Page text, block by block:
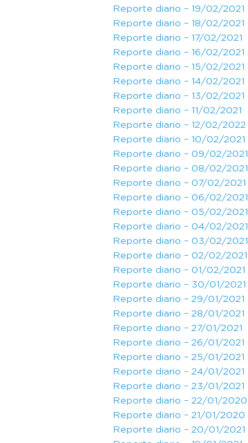
Reporte diario – 19/02/2021
Reporte diario – 18/02/2021
Reporte diario – 17/02/2021
Reporte diario – 16/02/2021
Reporte diario – 15/02/2021
Reporte diario – 14/02/2021
Reporte diario – 13/02/2021
Reporte diario – 11/02/2021
Reporte diario – 12/02/2022
Reporte diario – 10/02/2021
Reporte diario – 09/02/2021
Reporte diario – 08/02/2021
Reporte diario – 07/02/2021
Reporte diario – 06/02/2021
Reporte diario – 05/02/2021
Reporte diario – 04/02/2021
Reporte diario – 03/02/2021
Reporte diario – 02/02/2021
Reporte diario – 01/02/2021
Reporte diario – 30/01/2021
Reporte diario – 29/01/2021
Reporte diario – 28/01/2021
Reporte diario – 27/01/2021
Reporte diario – 26/01/2021
Reporte diario – 25/01/2021
Reporte diario – 24/01/2021
Reporte diario – 23/01/2021
Reporte diario – 22/01/2020
Reporte diario – 21/01/2020
Reporte diario – 20/01/2021